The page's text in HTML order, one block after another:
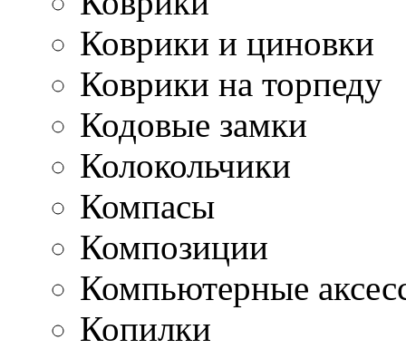
Коврики и циновки
Коврики на торпеду
Кодовые замки
Колокольчики
Компасы
Композиции
Компьютерные
Копилки